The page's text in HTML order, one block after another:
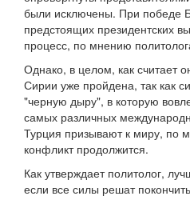
были исключены. При победе
предстоящих президентских
процесс, по мнению
Однако, в целом, как считает
Сирии уже пройдена, так как
"черную дыру", в которую
самых различных
Турция призывают к миру, по
конфликт продолжится.
Как утверждает политолог,
если все силы решат